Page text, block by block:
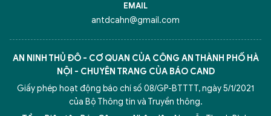
EMAIL
antdcahn@gmail.com
AN NINH THỦ ĐÔ - CƠ QUAN CỦA CÔNG AN THÀNH PHỐ HÀ
NỘI - CHUYÊN TRANG CỦA BÁO CAND
Giấy phép hoạt động báo chí số 08/GP-BTTTT, ngày 5/1/2021
của Bộ Thông tin và Truyền thông.